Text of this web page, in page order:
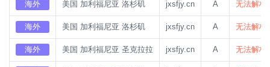
海外 美国 加利福尼亚 洛杉矶 jxsfjy.cn A 无法解析
海外 美国 加利福尼亚 洛杉矶 jxsfjy.cn A 无法解析
海外 美国 加利福尼亚 圣克拉拉 jxsfjy.cn A 无法解析